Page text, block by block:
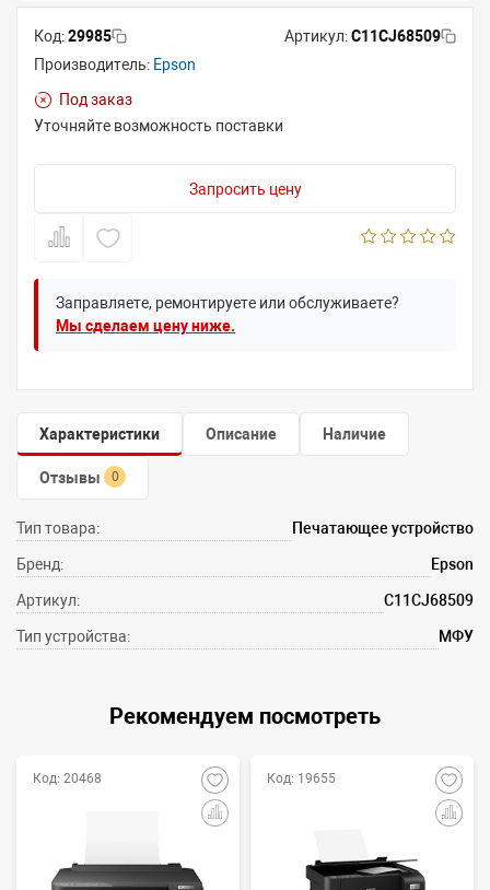
Код:29985 Артикул:C11CJ68509
Производитель: Epson
Под заказ
Уточняйте возможность поставки
Запросить цену
Заправляете, ремонтируете или обслуживаете?
Мы сделаем цену ниже.
Характеристики Описание Наличие
Отзывы 0
Тип товара: Печатающее устройство
Бренд: Epson
Артикул: C11CJ68509
Тип устройства: МФУ
Рекомендуем посмотреть
Код: 20468 Код: 19655